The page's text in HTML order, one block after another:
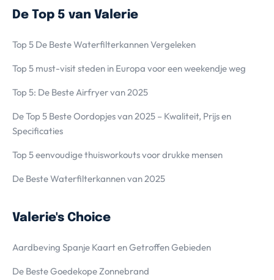
De Top 5 van Valerie
Top 5 De Beste Waterfilterkannen Vergeleken
Top 5 must-visit steden in Europa voor een weekendje weg
Top 5: De Beste Airfryer van 2025
De Top 5 Beste Oordopjes van 2025 – Kwaliteit, Prijs en
Specificaties
Top 5 eenvoudige thuisworkouts voor drukke mensen
De Beste Waterfilterkannen van 2025
Valerie's Choice
Aardbeving Spanje Kaart en Getroffen Gebieden
De Beste Goedekope Zonnebrand